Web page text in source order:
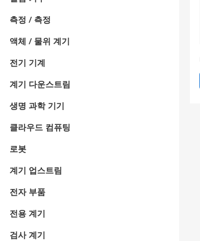
측정 / 측정
액체 / 물위 계기
전기 기계
계기 다운스트림
생명 과학 기기
클라우드 컴퓨팅
로봇
계기 업스트림
전자 부품
전용 계기
검사 계기